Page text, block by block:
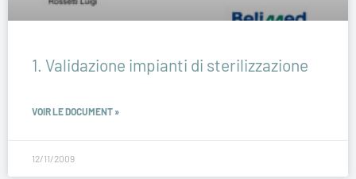
1. Validazione impianti di sterilizzazione
VOIR LE DOCUMENT »
12/11/2009